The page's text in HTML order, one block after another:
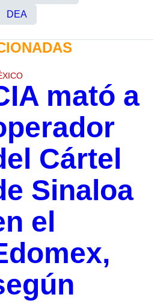
DEA
mató a
Cártel
Sinaloa
el